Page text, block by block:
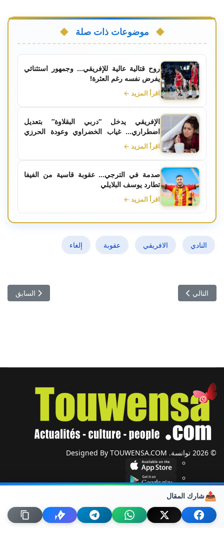
موضوعات ذات صلة
روح قتالية عالية للإفريقي… وجمهور استثنائي
يفرض نفسه رغم العثرة!
اقرأ المزيد ←
الإفريقي يدخل “دربي البقلاوة” بتعديل
اضطراري… غياب الخضراوي وعودة الحرزي
تُربك الحسابات
اقرأ المزيد ←
صدمة في الترجي… عقوبة قاسية من الفيفا
تطارد يوسف البلايلي
اقرأ المزيد ←
النادي الافريقي عقوبة إلغاء
المقال
السابق
المقال التالي: النادي الافريقي- اليونسي يحمل المسؤولية لحمودية في
التالي
📤شارك المقال
© 2026 توانسة. Designed By TOUWENSA.COM
شؤون دولية أحزاب وجمعيات
حول توانسة